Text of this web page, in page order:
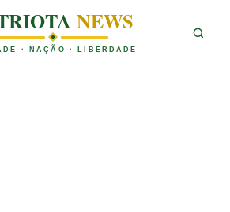
NEWS
· NAÇÃO · LIBERDADE